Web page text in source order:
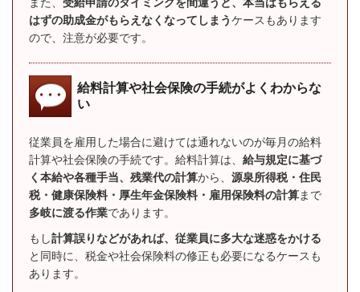
また、受給申請のタイミングを間違うと、本当はもらえる
はずの助成金がもらえなくなってしまうケースもあります
ので、注意が必要です。
給料計算や社会保険の手続がよくわからな
い
従業員を雇用した場合に避けては通れないのが毎月の給料
計算や社会保険の手続です。給料計算は、給与規定に基づ
く本給や各種手当、残業代の計算から、源泉所得税・住民
税・健康保険料・厚生年金保険料・雇用保険料の計算まで
多岐に渡る作業であります。
もし計算誤りなどがあれば、従業員に多大な迷惑をかける
と同時に、税金や社会保険料の修正も必要になるケースも
あります。